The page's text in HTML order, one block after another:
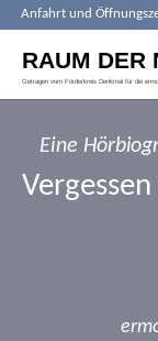
Anfahrt und
Eine